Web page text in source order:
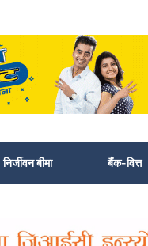
निर्जीवन बीमा बैंक-वित्त